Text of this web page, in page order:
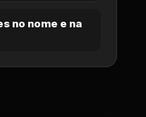
no nome e na